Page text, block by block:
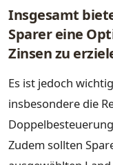
Insgesamt
Sparer eine
Zinsen zu
Es ist jedoch
insbesondere die
Zudem sollten